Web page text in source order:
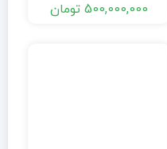
500,000,000 تومان